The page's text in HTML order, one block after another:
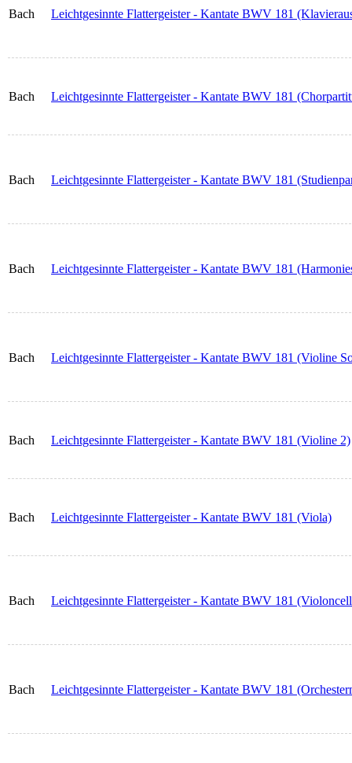
Bach Leichtgesinnte Flattergeister - Kantate BWV 181
Bach Leichtgesinnte Flattergeister - Kantate BWV 181
Bach Leichtgesinnte Flattergeister - Kantate BWV 181
Bach Leichtgesinnte Flattergeister - Kantate BWV 181
Bach Leichtgesinnte Flattergeister - Kantate BWV 181 (Violine
Bach Leichtgesinnte Flattergeister - Kantate BWV 181 (Violine 2)
Bach Leichtgesinnte Flattergeister - Kantate BWV 181 (Viola)
Bach Leichtgesinnte Flattergeister - Kantate BWV 181
Bach Leichtgesinnte Flattergeister - Kantate BWV 181